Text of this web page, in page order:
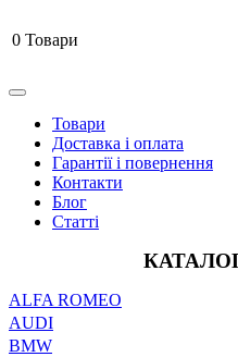
0 Товари
Товари
Доставка і оплата
Гарантії і повернення
Контакти
Блог
Статті
ALFA ROMEO
AUDI
BMW